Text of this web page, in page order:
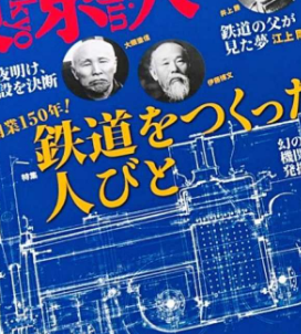
... ▶
月4日 ■お詫